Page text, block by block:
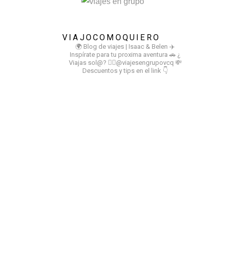
VIAJOCOMOQUIERO
🌍 Blog de viajes | Isaac & Belen ✈️
Inspírate para tu proxima aventura 🚗 ¿
Viajas sol@? 👉🏻@viajesengrupovcq 💸
Descuentos y tips en el link 👇